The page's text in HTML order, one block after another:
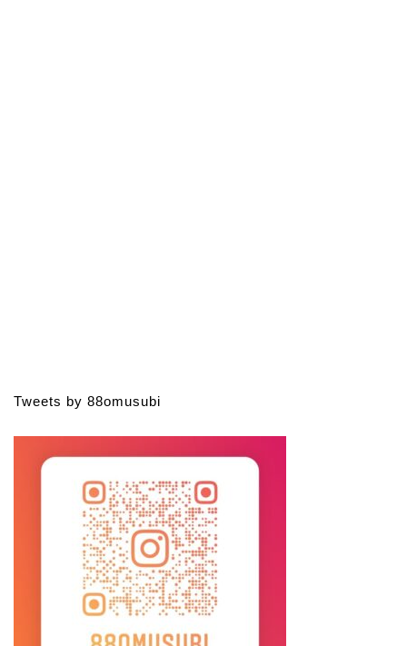
Tweets by 88omusubi